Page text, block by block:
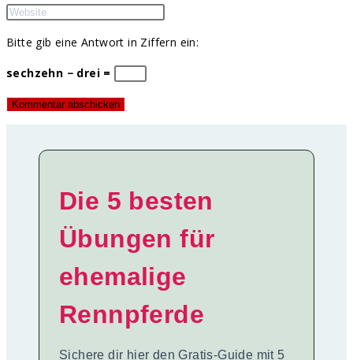
Bitte gib eine Antwort in Ziffern ein:
sechzehn − drei =
Die 5 besten
Übungen für
ehemalige
Rennpferde
Sichere dir hier den Gratis-Guide mit 5